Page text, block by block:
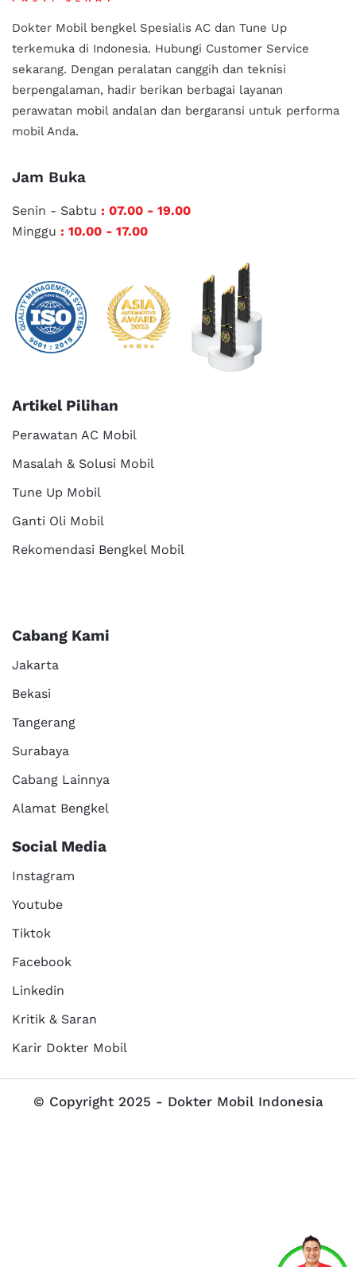
Dokter Mobil bengkel Spesialis AC dan Tune Up
terkemuka di Indonesia. Hubungi Customer Service
sekarang. Dengan peralatan canggih dan teknisi
berpengalaman, hadir berikan berbagai layanan
perawatan mobil andalan dan bergaransi untuk performa
mobil Anda.
Jam Buka
Senin - Sabtu : 07.00 - 19.00
Minggu : 10.00 - 17.00
Artikel Pilihan
Perawatan AC Mobil
Masalah & Solusi Mobil
Tune Up Mobil
Ganti Oli Mobil
Rekomendasi Bengkel Mobil
Cabang Kami
Jakarta
Bekasi
Tangerang
Surabaya
Cabang Lainnya
Alamat Bengkel
Social Media
Instagram
Youtube
Tiktok
Facebook
Linkedin
Kritik & Saran
Karir Dokter Mobil
© Copyright 2025 - Dokter Mobil Indonesia